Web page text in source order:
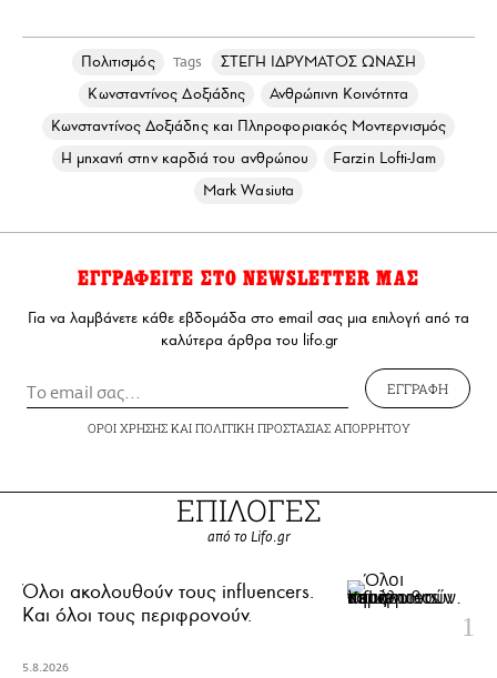
Πολιτισμός Tags
ΣΤΕΓΗ ΙΔΡΥΜΑΤΟΣ ΩΝΑΣΗ
Κωνσταντίνος Δοξιάδης
Ανθρώπινη Κοινότητα
Κωνσταντίνος Δοξιάδης και Πληροφοριακός Μοντερνισμός
Η μηχανή στην καρδιά του ανθρώπου
Farzin Lofti-Jam
Mark Wasiuta
ΕΓΓΡΑΦΕΙΤΕ ΣΤΟ NEWSLETTER ΜΑΣ
Για να λαμβάνετε κάθε εβδομάδα στο email σας μια επιλογή από τα
καλύτερα άρθρα του lifo.gr
ΕΓΓΡΑΦΗ
ΟΡΟΙ ΧΡΗΣΗΣΚΑΙ ΠΟΛΙΤΙΚΗ ΠΡΟΣΤΑΣΙΑΣ ΑΠΟΡΡΗΤΟΥ
ΕΠΙΛΟΓΕΣ
από το Lifo.gr
Όλοι ακολουθούν τους influencers.
Και όλοι τους περιφρονούν.
5.8.2026